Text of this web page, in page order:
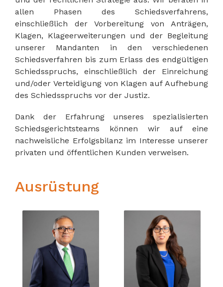
allen Phasen des Schiedsverfahrens,
einschließlich der Vorbereitung von Anträgen,
Klagen, Klageerweiterungen und der Begleitung
unserer Mandanten in den verschiedenen
Schiedsverfahren bis zum Erlass des endgültigen
Schiedsspruchs, einschließlich der Einreichung
und/oder Verteidigung von Klagen auf Aufhebung
des Schiedsspruchs vor der Justiz.
Dank der Erfahrung unseres spezialisierten
Schiedsgerichtsteams können wir auf eine
nachweisliche Erfolgsbilanz im Interesse unserer
privaten und öffentlichen Kunden verweisen.
Ausrüstung